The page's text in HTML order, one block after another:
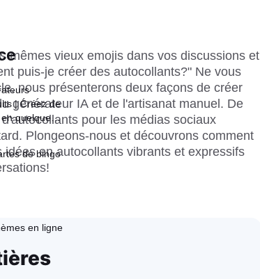
mêmes vieux emojis dans vos discussions et
puis-je créer des autocollants?" Ne vous
nous présenterons deux façons de créer
générateur IA et de l'artisanat manuel. De
pour les médias sociaux
Plongeons-nous et découvrons comment
en autocollants vibrants et expressifs
| Créez de
quelques
de bingo
en ligne